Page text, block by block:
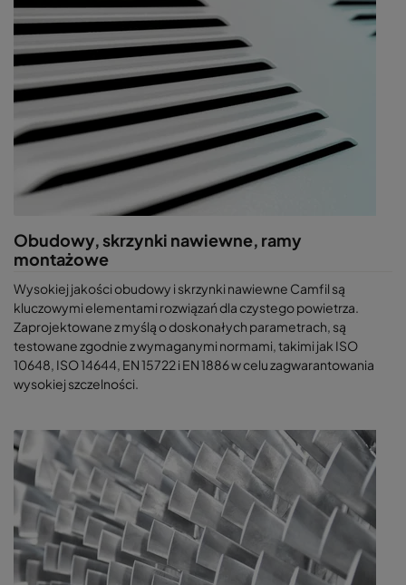
Obudowy, skrzynki nawiewne, ramy
montażowe
Wysokiej jakości obudowy i skrzynki nawiewne Camfil są
kluczowymi elementami rozwiązań dla czystego powietrza.
Zaprojektowane z myślą o doskonałych parametrach, są
testowane zgodnie z wymaganymi normami, takimi jak ISO
10648, ISO 14644, EN 15722 i EN 1886 w celu zagwarantowania
wysokiej szczelności.